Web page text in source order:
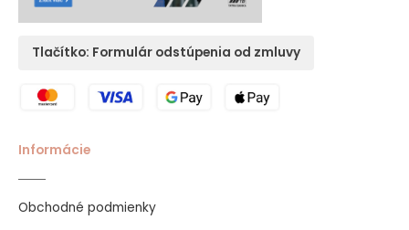
Tlačítko: Formulár odstúpenia od zmluvy
Informácie
Obchodné podmienky